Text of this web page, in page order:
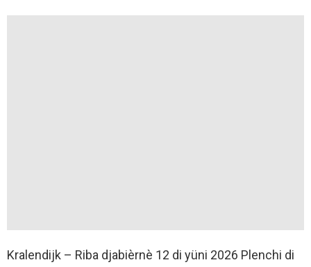
Kralendijk – Riba djabièrnè 12 di yüni 2026 Plenchi di